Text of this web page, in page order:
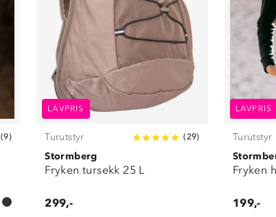
(9)
LAVPRIS
Turutstyr (29)
Stormberg
Fryken tursekk 25 L
299,-
LAVPRIS
Turutstyr
Fryken
199,-